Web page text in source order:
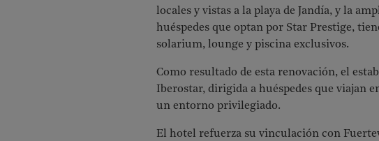
locales y vistas a la playa de Jandía, y la
huéspedes que optan por Star Prestige,
solarium, lounge y piscina exclusivos.
Como resultado de esta renovación, el
Iberostar, dirigida a huéspedes que viajan
un entorno privilegiado.
El hotel refuerza su vinculación con